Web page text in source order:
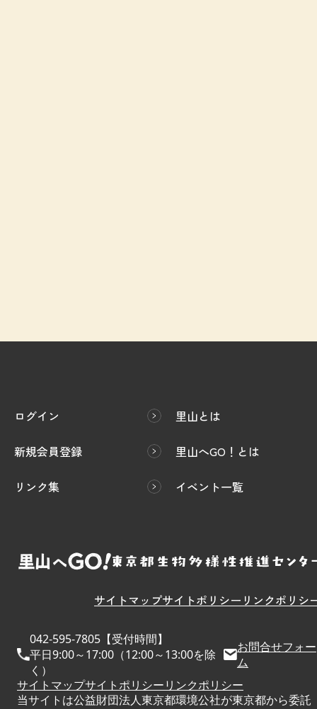
ログイン
新規会員登録
リンク集
里山とは
里山へGO！とは
イベント一覧
サイトマップサイトポリシー リンクポリシ
042-595-7805【受付時間】
平日9:00～17:00（12:00～13:00を除
く）
お問合せフォー
ム
サイトマップサイトポリシーリンクポリシー
当サイトは公益財団法人東京都環境公社が東京都から委託